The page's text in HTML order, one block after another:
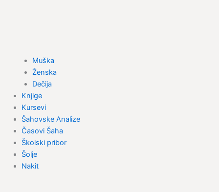
Muška
Ženska
Dečija
Knjige
Kursevi
Šahovske Analize
Časovi Šaha
Školski pribor
Šolje
Nakit